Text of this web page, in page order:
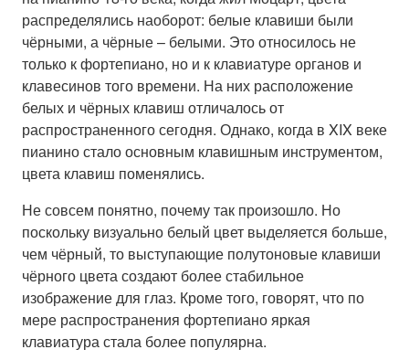
распределялись наоборот: белые клавиши были
чёрными, а чёрные – белыми. Это относилось не
только к фортепиано, но и к клавиатуре органов и
клавесинов того времени. На них расположение
белых и чёрных клавиш отличалось от
распространенного сегодня. Однако, когда в XIX веке
пианино стало основным клавишным инструментом,
цвета клавиш поменялись.
Не совсем понятно, почему так произошло. Но
поскольку визуально белый цвет выделяется больше,
чем чёрный, то выступающие полутоновые клавиши
чёрного цвета создают более стабильное
изображение для глаз. Кроме того, говорят, что по
мере распространения фортепиано яркая
клавиатура стала более популярна.